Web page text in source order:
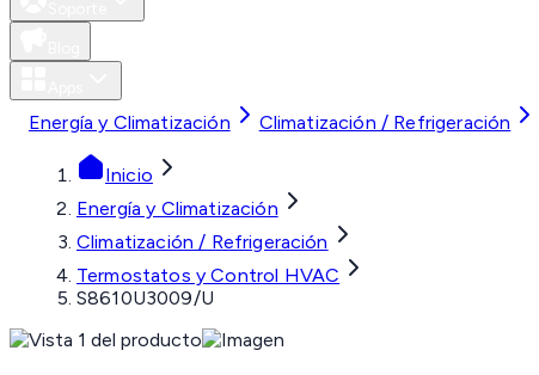
Energía y Climatización Climatización / Refrigeración
Inicio
Energía y Climatización
Climatización / Refrigeración
Termostatos y Control HVAC
S8610U3009/U